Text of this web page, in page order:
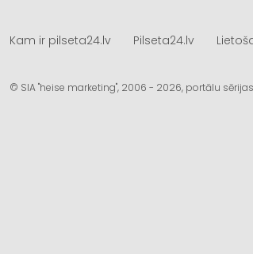
Kam ir pilseta24.lv Pilseta24.lv
© SIA "heise marketing", 2006 - 2026, portālu